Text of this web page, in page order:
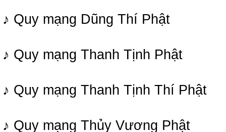
♪ Quy mạng Dũng Thí Phật
♪ Quy mạng Thanh Tịnh Phật
♪ Quy mạng Thanh Tịnh Thí Phật
♪ Quy mạng Thủy Vương Phật